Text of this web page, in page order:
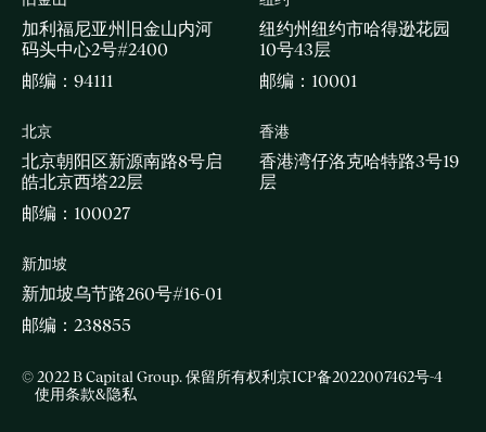
加利福尼亚州旧金山内河
码头中心2号#2400
邮编：94111
纽约州纽约市哈得逊花园
10号43层
邮编：10001
北京
北京朝阳区新源南路8号启
皓北京西塔22层
邮编：100027
香港
香港湾仔洛克哈特路3号19
层
新加坡
新加坡乌节路260号#16-01
邮编：238855
© 2022 B Capital Group. 保留所有权利京ICP备2022007462号-4
使用条款&隐私